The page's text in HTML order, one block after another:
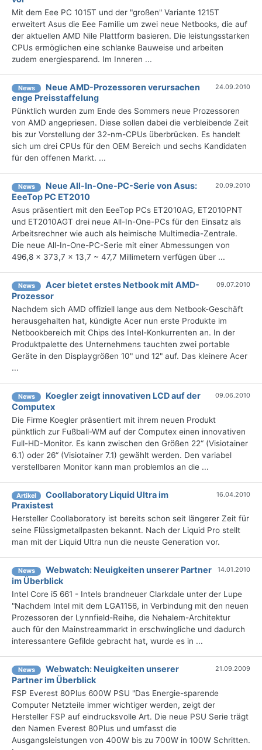
Mit dem Eee PC 1015T und der "großen" Variante 1215T
erweitert Asus die Eee Familie um zwei neue Netbooks, die auf
der aktuellen AMD Nile Plattform basieren. Die leistungsstarken
CPUs ermöglichen eine schlanke Bauweise und arbeiten
zudem energiesparend. Im Inneren ...
News
Neue AMD-Prozessoren verursachen
enge Preisstaffelung
24.09.2010
Pünktlich wurden zum Ende des Sommers neue Prozessoren
von AMD angepriesen. Diese sollen dabei die verbleibende Zeit
bis zur Vorstellung der 32-nm-CPUs überbrücken. Es handelt
sich um drei CPUs für den OEM Bereich und sechs Kandidaten
für den offenen Markt. ...
News
Neue All-In-One-PC-Serie von Asus:
EeeTop PC ET2010
20.09.2010
Asus präsentiert mit den EeeTop PCs ET2010AG, ET2010PNT
und ET2010AGT drei neue All-In-One-PCs für den Einsatz als
Arbeitsrechner wie auch als heimische Multimedia-Zentrale.
Die neue All-In-One-PC-Serie mit einer Abmessungen von
496,8 x 373,7 x 13,7 ~ 47,7 Millimetern verfügen über ...
News
Acer bietet erstes Netbook mit AMD-
Prozessor
09.07.2010
Nachdem sich AMD offiziell lange aus dem Netbook-Geschäft
herausgehalten hat, kündigte Acer nun erste Produkte im
Netbookbereich mit Chips des Intel-Konkurrenten an. In der
Produktpalette des Unternehmens tauchten zwei portable
Geräte in den Displaygrößen 10" und 12" auf. Das kleinere Acer
...
News
Koegler zeigt innovativen LCD auf der
Computex
09.06.2010
Die Firme Koegler präsentiert mit ihrem neuen Produkt
pünktlich zur Fußball-WM auf der Computex einen innovativen
Full-HD-Monitor. Es kann zwischen den Größen 22“ (Visiotainer
6.1) oder 26“ (Visiotainer 7.1) gewählt werden. Den variabel
verstellbaren Monitor kann man problemlos an die ...
Artikel
Coollaboratory Liquid Ultra im
Praxistest
16.04.2010
Hersteller Coollaboratory ist bereits schon seit längerer Zeit für
seine Flüssigmetallpasten bekannt. Nach der Liquid Pro stellt
man mit der Liquid Ultra nun die neuste Generation vor.
News
Webwatch: Neuigkeiten unserer Partner
im Überblick
14.01.2010
Intel Core i5 661 - Intels brandneuer Clarkdale unter der Lupe
"Nachdem Intel mit dem LGA1156, in Verbindung mit den neuen
Prozessoren der Lynnfield-Reihe, die Nehalem-Architektur
auch für den Mainstreammarkt in erschwingliche und dadurch
interessantere Gefilde gebracht hat, wurde es in ...
News
Webwatch: Neuigkeiten unserer
Partner im Überblick
21.09.2009
FSP Everest 80Plus 600W PSU "Das Energie-sparende
Computer Netzteile immer wichtiger werden, zeigt der
Hersteller FSP auf eindrucksvolle Art. Die neue PSU Serie trägt
den Namen Everest 80Plus und umfasst die
Ausgangsleistungen von 400W bis zu 700W in 100W Schritten.